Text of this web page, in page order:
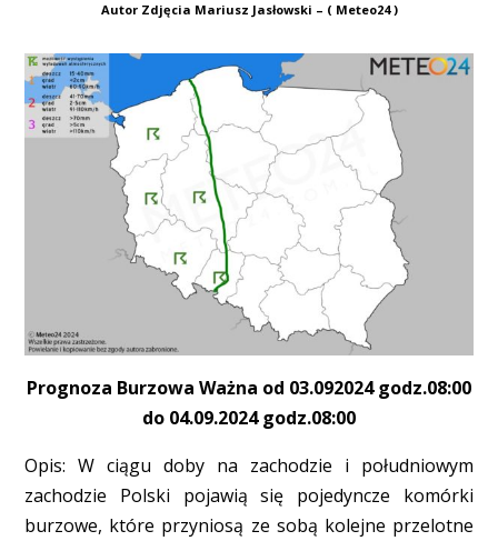
Autor Zdjęcia Mariusz Jasłowski – ( Meteo24 )
Prognoza Burzowa Ważna od 03.092024 godz.08:00
do 04.09.2024 godz.08:00
Opis: W ciągu doby na zachodzie i południowym
zachodzie Polski pojawią się pojedyncze komórki
burzowe, które przyniosą ze sobą kolejne przelotne